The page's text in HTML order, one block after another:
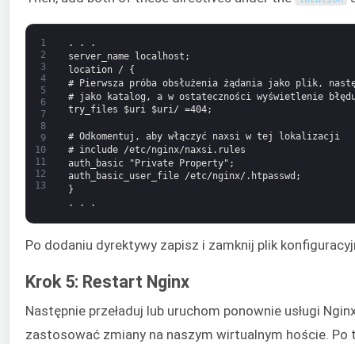
1
2
3
4
5
6
7
8
9
10
11
12
13
. . .
server_name localhost;
location / {
# Pierwsza próba obsłużenia żądania jako plik,
# jako katalog, a w ostateczności wyświetlenie
try_files $uri $uri/ =404;
# Odkomentuj, aby włączyć naxsi w tej lokalizacji
# include /etc/nginx/naxsi.rules
auth_basic "Private Property";
auth_basic_user_file /etc/nginx/.htpasswd;
}
. . .
Po dodaniu dyrektywy zapisz i zamknij plik
Krok 5: Restart Nginx
Następnie przeładuj lub uruchom ponownie usługi
zastosować zmiany na naszym wirtualnym hoście. Po